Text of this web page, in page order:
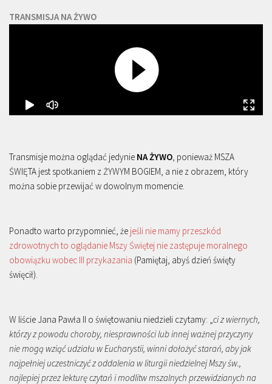
TRANSMISJA NA ŻYWO
Transmisje można oglądać jedynie NA ŻYWO , ponieważ MSZA
ŚWIĘTA jest spotkaniem z ŻYWYM BOGIEM, a nie z obrazem, który
można sobie przewijać w dowolnym momencie.
Ponadto warto przypomnieć, że jeśli nie mamy przeszkód
zdrowotnych to oglądanie Mszy Świętej nie zastępuje moralnego
obowiązku wobec III przykazania (Pamiętaj, abyś dzień święty
święcił).
W liście Jana Pawła II o świętowaniu niedzieli czytamy: „ ci z wiernych,
którzy z powodu choroby, niesprawności lub innej ważnej przyczyny
nie mogą wziąć udziału w Eucharystii, winni dołożyć starań, aby jak
najpełniej uczestniczyć z oddalenia w liturgii niedzielnej Mszy św.,
najlepiej przez lekturę czytań i modlitw mszalnych przewidzianych na